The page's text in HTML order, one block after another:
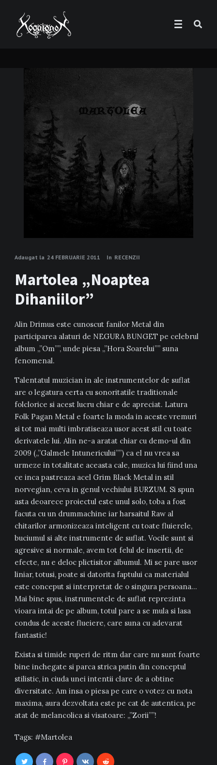
Adaugat la 24 FEBRUARIE 2011 In RECENZII
Martolea „Noaptea
Dihaniilor”
Alin Drimus este cunoscut fanilor Metal din
participarea alaturi de NEGURA BUNGET pe celebrul
album „”Om””, unde piesa „”Hora Soarelui”” suna
fenomenal.
Talentatul muzician in ale instrumentelor de suflat
are o legatura certa cu sonoritatile traditionale
folclorice si acest lucru chiar e de apreciat. Latura
Folk Pagan Metal e foarte la moda in aceste vremuri
si tot mai multi imbratiseaza usor acest stil cu toate
derivatele lui. Alin ne-a aratat chiar cu demo-ul din
2009 („”Galmele Intunericului””) ca el nu vrea sa
urmeze in totalitate aceasta cale, muzica lui fiind una
ce inca pastreaza acel Grim Black Metal in stil
norvegian, ceva in genul vechiului BURZUM. Si spun
asta deoarece proiectul este unul solo, toba a fost
facuta cu un drummachine iar harsaitul Raw al
chitarilor armonizeaza inteligent cu toate fluierele,
buciumul si alte instrumente de suflat. Vocile sunt si
agresive si normale, avem tot felul de insertii, de
efecte, nu e deloc plictisitor albumul. Mi se pare usor
liniar, totusi, poate si datorita faptului ca materialul
este conceput si interpretat de o singura persoana…
Mai bine spus, instrumentele de suflat reprezinta
vioara intai de pe album, totul pare a se mula si lasa
condus de aceste flueiere, care suna cu adevarat
fantastic!
Exista si timide ruperi de ritm dar care nu sunt foarte
bine inchegate si parca strica putin din conceptul
stilistic, in ciuda unei intentii clare de a obtine
diversitate. Am insa o piesa pe care o votez cu nota
maxima, aura dezvoltata este pe cat de autentica, pe
atat de melancolica si visatoare: „”Zorii””!
Tags: Martolea